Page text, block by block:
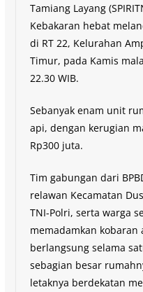
Tamiang Layang
Kebakaran hebat
di RT 22, Kelurahan
Timur, pada Kamis
22.30 WIB.
Sebanyak enam unit
api, dengan kerugian
Rp300 juta.
Tim gabungan dari
relawan Kecamatan
TNI-Polri, serta warga
memadamkan kobaran
berlangsung selama
sebagian besar
letaknya berdekatan